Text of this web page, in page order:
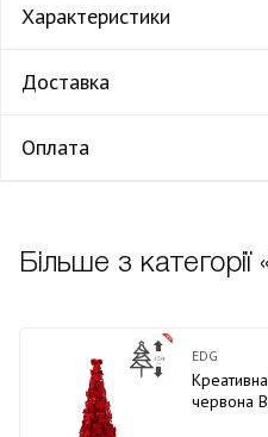
Характеристики
Доставка
Оплата
Більше з категорії
EDG
червона